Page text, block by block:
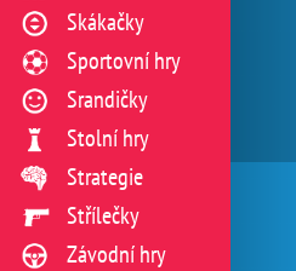
Skákačky
Sportovní hry
Srandičky
Stolní hry
Strategie
Střílečky
Závodní hry